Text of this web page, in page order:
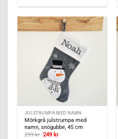
priset
299 kr.
priset
249 kr.
JULSTRUMPA MED NAMN
Mörkgrå julstrumpa med
namn, snögubbe, 45 cm
299kr Det
249 krDet